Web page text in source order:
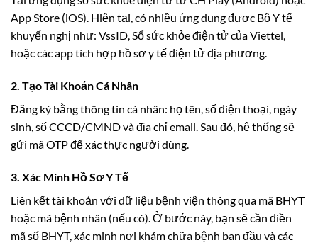
App Store (iOS). Hiện tại, có nhiều ứng dụng được Bộ Y tế
khuyến nghị như: VssID, Sổ sức khỏe điện tử của Viettel,
hoặc các app tích hợp hồ sơ y tế điện tử địa phương.
2. Tạo Tài Khoản Cá Nhân
Đăng ký bằng thông tin cá nhân: họ tên, số điện thoại, ngày
sinh, số CCCD/CMND và địa chỉ email. Sau đó, hệ thống sẽ
gửi mã OTP để xác thực người dùng.
3. Xác Minh Hồ Sơ Y Tế
Liên kết tài khoản với dữ liệu bệnh viện thông qua mã BHYT
hoặc mã bệnh nhân (nếu có). Ở bước này, bạn sẽ cần điền
mã số BHYT, xác minh nơi khám chữa bệnh ban đầu và các